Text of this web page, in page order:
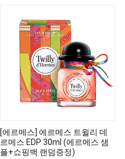
[에르메스] 에르메스 트윌리 데
르메스 EDP 30ml (에르메스 샘
플+쇼핑백 랜덤증정)